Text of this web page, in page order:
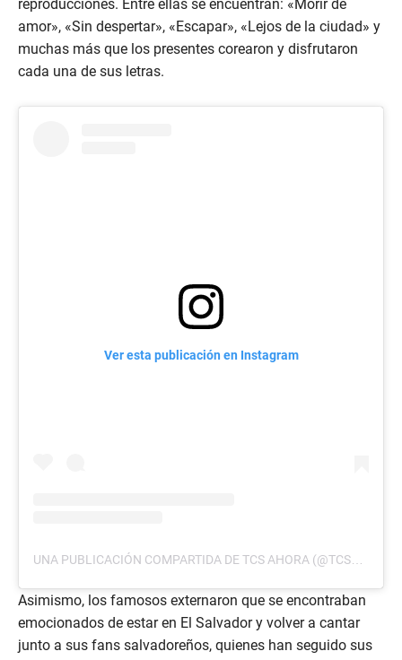
reproducciones. Entre ellas se encuentran: «Morir de
amor», «Sin despertar», «Escapar», «Lejos de la ciudad» y
muchas más que los presentes corearon y disfrutaron
cada una de sus letras.
Ver esta publicación en Instagram
UNA PUBLICACIÓN COMPARTIDA DE TCS AHORA (@TCSAHORA)
Asimismo, los famosos externaron que se encontraban
emocionados de estar en El Salvador y volver a cantar
junto a sus fans salvadoreños, quienes han seguido sus